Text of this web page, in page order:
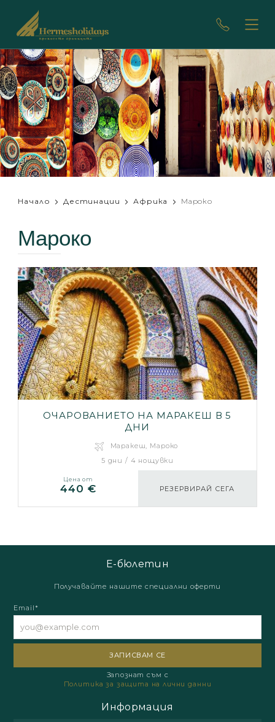
Начало Дестинации Африка Мароко
Мароко
ОЧАРОВАНИЕТО НА МАРАКЕШ В 5
ДНИ
Маракеш, Мароко
5 дни / 4 нощувки
Цена от
440 € РЕЗЕРВИРАЙ СЕГА
Е-бюлетин
Получавайте нашите специални оферти
Email*
Запознат съм с
Политика за защита на лични данни
Информация